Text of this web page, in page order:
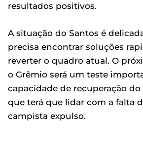
resultados positivos.
A situação do Santos é
precisa encontrar soluções
reverter o quadro atual. O
o Grêmio será um teste
capacidade de recuperação
que terá que lidar com a falta
campista expulso.